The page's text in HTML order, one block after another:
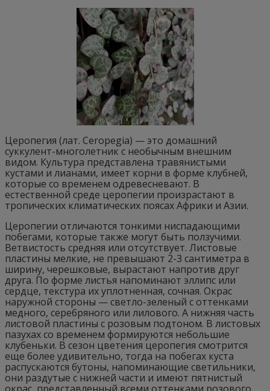
Церопегия (лат. Ceropegia) — это домашний
суккулент-многолетник с необычным внешним
видом. Культура представлена травянистыми
кустами и лианами, имеет корни в форме клубней,
которые со временем одревесневают. В
естественной среде церопегии произрастают в
тропических климатических поясах Африки и Азии.
Церопегии отличаются тонкими ниспадающими
побегами, которые также могут быть ползучими.
Ветвистость средняя или отсутствует. Листовые
пластины мелкие, не превышают 2-3 сантиметра в
ширину, черешковые, вырастают напротив друг
друга. По форме листья напоминают эллипс или
сердце, текстура их уплотненная, сочная. Окрас
наружной стороны — светло-зеленый с оттенками
медного, серебряного или лилового. А нижняя часть
листовой пластины с розовым подтоном. В листовых
пазухах со временем формируются небольшие
клубеньки. В сезон цветения церопегия смотрится
еще более удивительно, тогда на побегах куста
распускаются бутоны, напоминающие светильники,
они раздутые с нижней части и имеют пятнистый